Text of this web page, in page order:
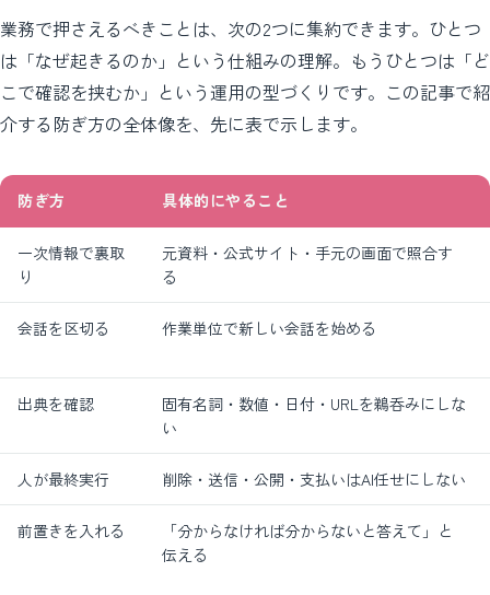
業務で押さえるべきことは、次の2つに集約できます。ひとつ
は「なぜ起きるのか」という仕組みの理解。もうひとつは「ど
こで確認を挟むか」という運用の型づくりです。この記事で紹
介する防ぎ方の全体像を、先に表で示します。
防ぎ方 具体的にやること
一次情報で裏取
り
元資料・公式サイト・手元の画面で照合す
る
会話を区切る 作業単位で新しい会話を始める
出典を確認
固有名詞・数値・日付・URLを鵜呑みにしな
い
人が最終実行 削除・送信・公開・支払いはAI任せにしない
前置きを入れる
「分からなければ分からないと答えて」と
伝える